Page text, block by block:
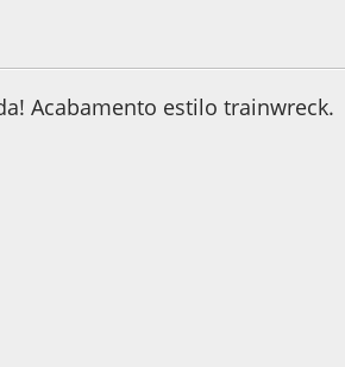
Acabamento estilo trainwreck.